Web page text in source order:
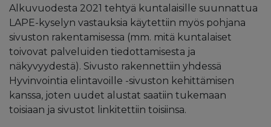
Alkuvuodesta 2021 tehtyä kuntalaisille suunnattua
LAPE-kyselyn vastauksia käytettiin myös pohjana
sivuston rakentamisessa (mm. mitä kuntalaiset
toivovat palveluiden tiedottamisesta ja
näkyvyydestä). Sivusto rakennettiin yhdessä
Hyvinvointia elintavoille -sivuston kehittämisen
kanssa, joten uudet alustat saatiin tukemaan
toisiaan ja sivustot linkitettiin toisiinsa.